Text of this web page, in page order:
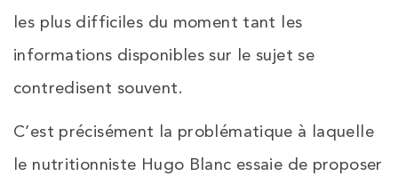
les plus difficiles du moment tant les
informations disponibles sur le sujet se
contredisent souvent.
C’est précisément la problématique à laquelle
le nutritionniste Hugo Blanc essaie de proposer